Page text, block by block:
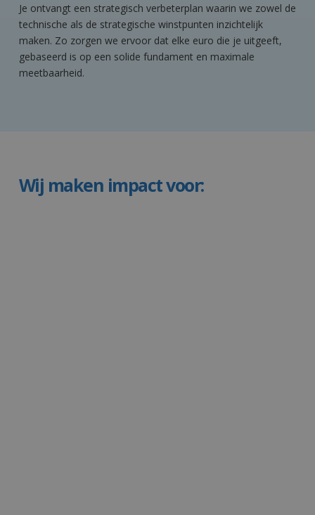
Je ontvangt een strategisch verbeterplan waarin we zowel de
technische als de strategische winstpunten inzichtelijk
maken. Zo zorgen we ervoor dat elke euro die je uitgeeft,
gebaseerd is op een solide fundament en maximale
meetbaarheid.
Wij maken impact voor: